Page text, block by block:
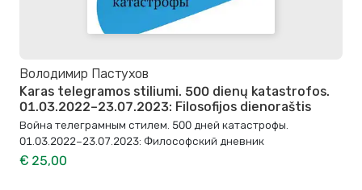
Володимир Пастухов
Karas telegramos stiliumi. 500 dienų katastrofos.
01.03.2022–23.07.2023: Filosofijos dienoraštis
Война телеграмным стилем. 500 дней катастрофы.
01.03.2022–23.07.2023: Философский дневник
€ 25,00